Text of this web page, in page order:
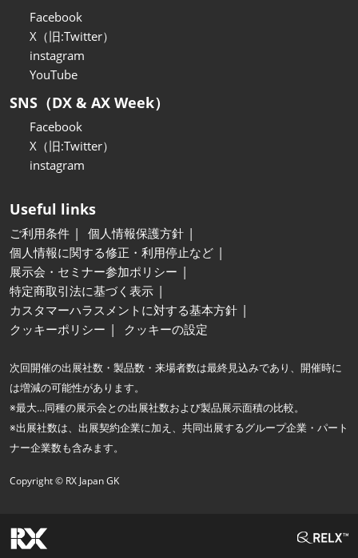
Facebook
X（旧:Twitter）
instagram
YouTube
SNS（DX & AX Week）
Facebook
X（旧:Twitter）
instagram
Useful links
ご利用条件
個人情報保護方針
個人情報に関する修正・利用停止など
展示会・セミナー参加ポリシー
特定商取引法に基づく表示
カスタマーハラスメントに対する基本方針
クッキーポリシー
クッキーの設定
次回開催の出展社数・製品数・来場者数は最終見込みであり、開催時に
は増減の可能性があります。
※最大…同種の展示会との出展社数および製品展示面積の比較。
※出展社数は、出展契約企業に加え、共同出展するグループ企業・パート
ナー企業数も含みます。
Copyright © RX Japan GK